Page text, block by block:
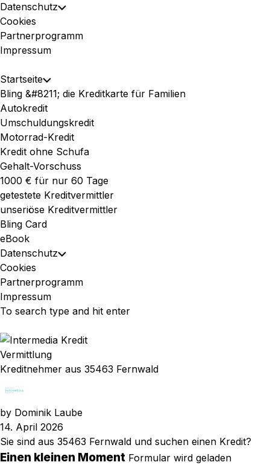
Datenschutz Toggle
Menu
Cookies
Partnerprogramm
Impressum
Expand
Menu
Startseite Toggle
Child
Menu
Bling &#8211; die Kreditkarte für Familien
Autokredit
Umschuldungskredit
Motorrad-Kredit
Kredit ohne Schufa
Gehalt-Vorschuss
1000 € für nur 60 Tage
getestete Kreditvermittler
unseriöse Kreditvermittler
Bling Card
eBook
Datenschutz Toggle
Menu
Cookies
Partnerprogramm
Impressum
Vermittlung
Kreditnehmer aus 35463 Fernwald
by Dominik Laube
14. April 2026
Sie sind aus 35463 Fernwald und suchen einen Kredit?
Einen kleinen Moment Formular wird geladen